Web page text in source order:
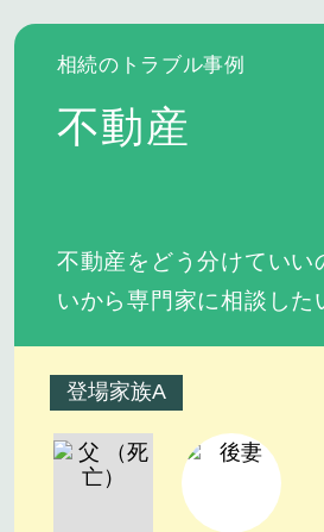
相続のトラブル事例
不動産
不動産をどう分けていい
いから専門家に相談した
登場家族A